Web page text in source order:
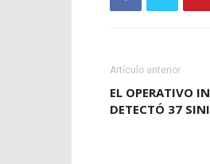
Artículo anterior
EL OPERATIVO
DETECTÓ 37